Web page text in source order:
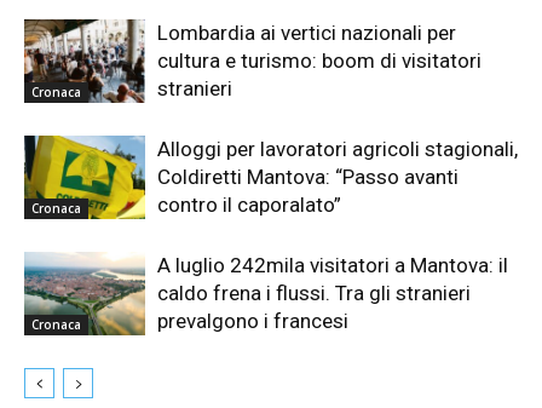
Cronaca
Lombardia ai vertici nazionali per
cultura e turismo: boom di visitatori
stranieri
Cronaca
Alloggi per lavoratori agricoli stagionali,
Coldiretti Mantova: “Passo avanti
contro il caporalato”
Cronaca
A luglio 242mila visitatori a Mantova: il
caldo frena i flussi. Tra gli stranieri
prevalgono i francesi